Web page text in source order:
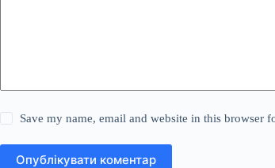
Save my name, email and website in this browser
Опублікувати коментар